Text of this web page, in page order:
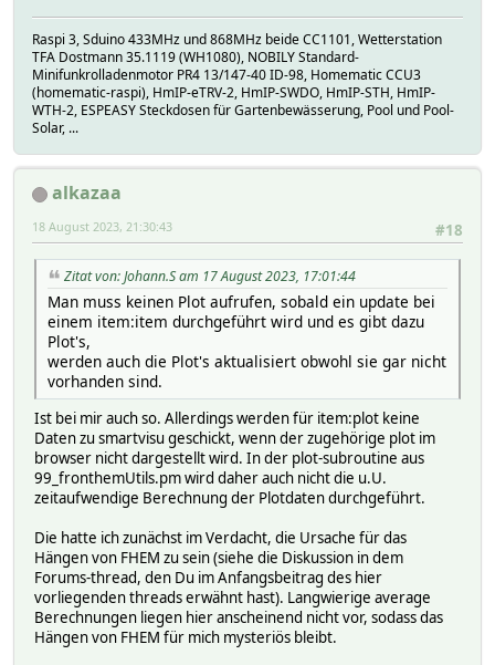
Raspi 3, Sduino 433MHz und 868MHz beide CC1101, Wetterstation
TFA Dostmann 35.1119 (WH1080), NOBILY Standard-
Minifunkrolladenmotor PR4 13/147-40 ID-98, Homematic CCU3
(homematic-raspi), HmIP-eTRV-2, HmIP-SWDO, HmIP-STH, HmIP-
WTH-2, ESPEASY Steckdosen für Gartenbewässerung, Pool und Pool-
Solar, ...
alkazaa
#18
18 August 2023, 21:30:43
Zitat von: Johann.S am 17 August 2023, 17:01:44
Man muss keinen Plot aufrufen, sobald ein update bei
einem item:item durchgeführt wird und es gibt dazu
Plot's,
werden auch die Plot's aktualisiert obwohl sie gar nicht
vorhanden sind.
Ist bei mir auch so. Allerdings werden für item:plot keine
Daten zu smartvisu geschickt, wenn der zugehörige plot im
browser nicht dargestellt wird. In der plot-subroutine aus
99_fronthemUtils.pm wird daher auch nicht die u.U.
zeitaufwendige Berechnung der Plotdaten durchgeführt.
Die hatte ich zunächst im Verdacht, die Ursache für das
Hängen von FHEM zu sein (siehe die Diskussion in dem
Forums-thread, den Du im Anfangsbeitrag des hier
vorliegenden threads erwähnt hast). Langwierige average
Berechnungen liegen hier anscheinend nicht vor, sodass das
Hängen von FHEM für mich mysteriös bleibt.